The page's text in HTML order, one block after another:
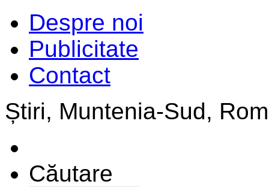
Despre noi
Publicitate
Contact
Știri, Muntenia-Sud,
Căutare